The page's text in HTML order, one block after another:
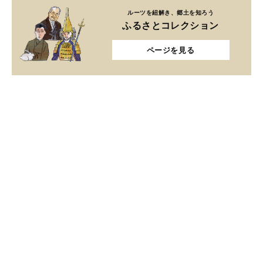
ルーツを紐解き、郷土を知ろう
ふるさとコレクション
ページを見る